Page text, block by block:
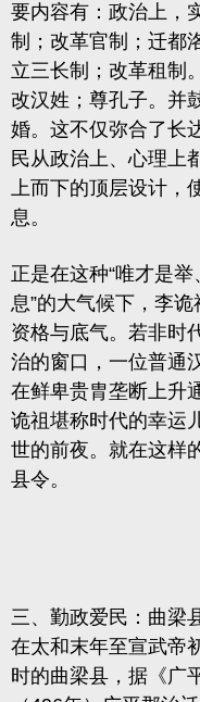
要内容有：政治上，
制；改革官制；迁都
立三长制；改革租制
改汉姓；尊孔子。并
婚。这不仅弥合了长
民从政治上、心理上
上而下的顶层设计，
息。
正是在这种“唯才是
息”的大气候下，李
资格与底气。若非时
治的窗口，一位普通
在鲜卑贵胄垄断上升
诡祖堪称时代的幸
世的前夜。就在这样
县令。
三、勤政爱民：曲梁
在太和末年至宣武帝
时的曲梁县，据《广